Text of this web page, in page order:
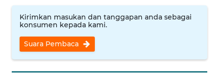
Kirimkan masukan dan tanggapan anda sebagai
konsumen kepada kami.
Suara Pembaca
MEDIA
SIBER